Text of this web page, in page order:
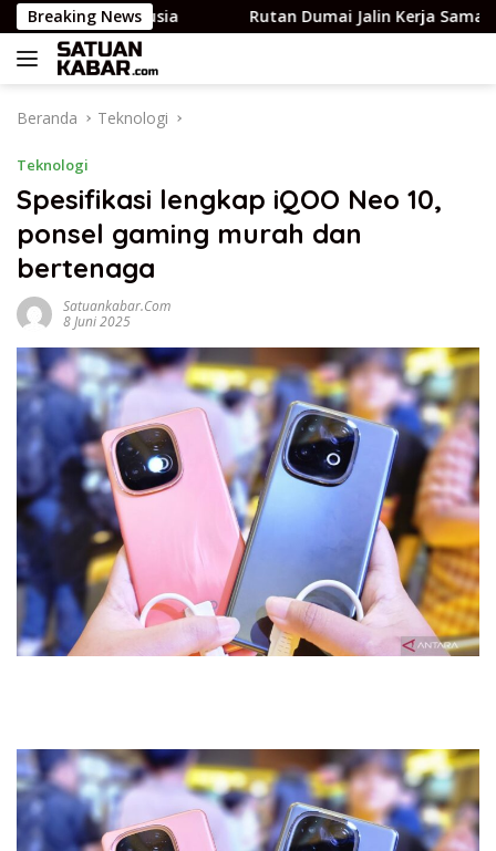
Langsung
ke
konten
Breaking News
semua usia Rutan Dumai Jalin Kerja Sama dengan
Beranda Teknologi
Teknologi
Spesifikasi lengkap iQOO Neo 10,
ponsel gaming murah dan
bertenaga
Satuankabar.com
8 Juni 2025